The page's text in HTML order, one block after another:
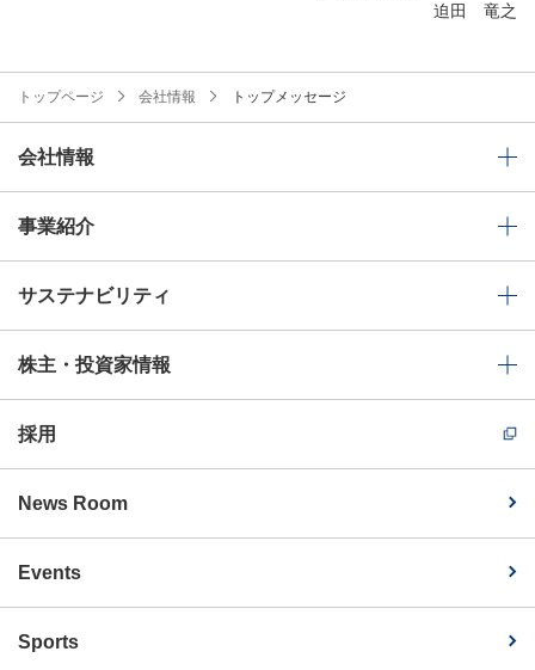
迫田 竜之
トップページ 会社情報 トップメッセージ
会社情報
事業紹介
サステナビリティ
株主・投資家情報
採用
News Room
Events
Sports